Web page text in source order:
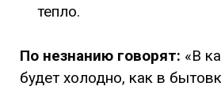
тепло.
По незнанию говорят: «В
будет холодно, как в